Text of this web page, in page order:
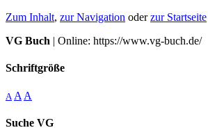
Zum Inhalt, zur Navigation oderzur Startseite
VG Buch | Online: https://www.vg-buch.de/
Schriftgröße
A A A
Suche VG